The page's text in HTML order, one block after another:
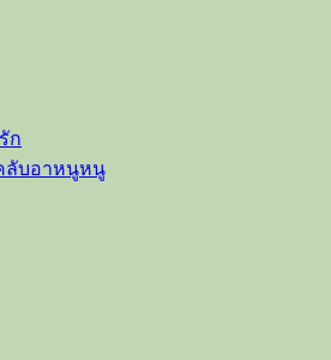
ก
ลับอาหนูหนู